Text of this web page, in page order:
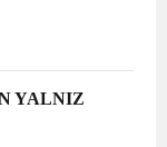
YALNIZ